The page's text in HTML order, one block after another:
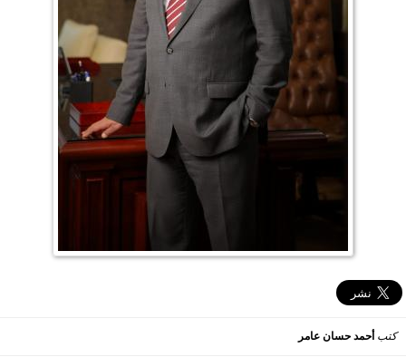
كتب أحمد حسان عامر